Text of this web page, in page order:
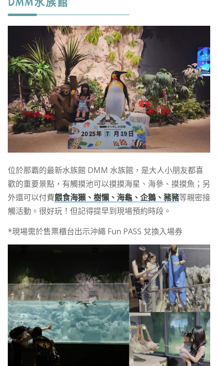
​DMM水族館
位於那霸的最新水族館 DMM 水族館，是大人小朋友都喜
歡的重要景點，有觸摸池可以摸摸海星、海參、摸摸魚；另
外還可以付費餵食海獺、樹懶、海龜、企鵝、豬豬等親密接
觸活動。很好玩！但記得提早到現場預約時段。
*現場需於售票櫃台出示沖繩 Fun PASS 兌換入場券